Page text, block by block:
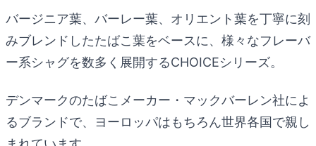
バージニア葉、バーレー葉、オリエント葉を丁寧に刻
みブレンドしたたばこ葉をベースに、様々なフレーバ
ー系シャグを数多く展開するCHOICEシリーズ。
デンマークのたばこメーカー・マックバーレン社によ
るブランドで、ヨーロッパはもちろん世界各国で親し